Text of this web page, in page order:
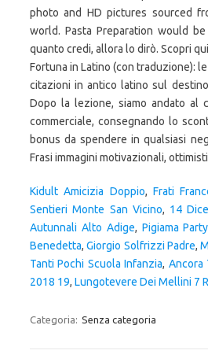
Kidult Amicizia Doppio,Frati
Sentieri Monte San Vicino, 14
Autunnali Alto Adige, Pigiama
Benedetta,Giorgio Solfrizzi Padre,
Tanti Pochi Scuola Infanzia, Ancora
2018 19, Lungotevere Dei Mellini 7
Categoria: Senza categoria